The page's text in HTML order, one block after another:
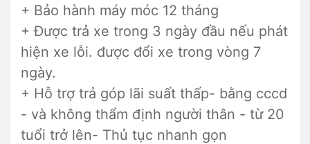
+ Bảo hành máy móc 12 tháng
+ Được trả xe trong 3 ngày đầu nếu phát
hiện xe lỗi. được đổi xe trong vòng 7
ngày.
+ Hỗ trợ trả góp lãi suất thấp- bằng cccd
- và không thẩm định người thân - từ 20
tuổi trở lên- Thủ tục nhanh gọn